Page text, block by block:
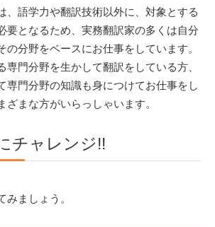
、語学力や翻訳技術以外に、対象とする
要となるため、実務翻訳家の多くは自分
の分野をベースにお仕事をしています。
専門分野を生かして翻訳をしている方、
専門分野の知識も身につけてお仕事をし
ざまな方がいらっしゃいます。
チャレンジ!!
みましょう。